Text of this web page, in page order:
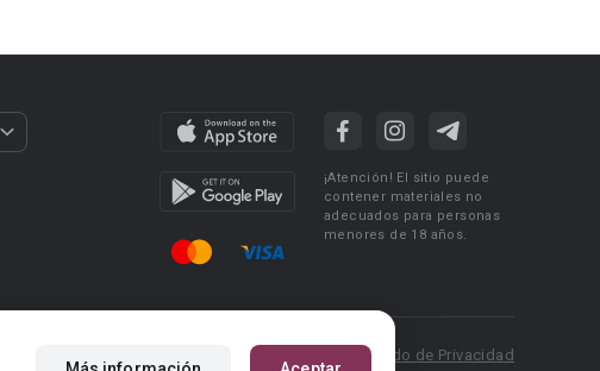
¡Atención! El sitio puede
contener materiales no
adecuados para personas
menores de 18 años.
Condiciones de uso Acuerdo de Privacidad